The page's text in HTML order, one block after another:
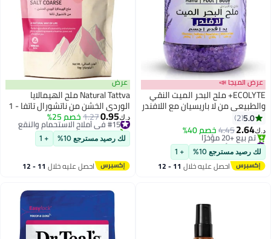
عرض الميجا 📣
ECOLYTE+ ملح البحر الميت النقي
والطبيعي من لا باريسيان مع اللافندر
- 2 كجم ملح استحمام للعناية
باليدين والقدمين والجسم
5.0
2
د.ك‏2.64
4.45خصم 40%
#11 في أملاح الاستحمام والنقع
أقل سعر في 30 يوم
تم بيع +20 مؤخرًا
#11 في أملاح الاستحمام والنقع
لك رصيد مسترجع 10% + 1
احصل عليه خلال 11 - 12
عرض
Natural Tattva ملح الهيمالايا
الوردي الخشن من ناتشورال تاتفا - 1
كجم
د.ك‏0.95
1.27خصم 25% #15 في أملاح الاستحمام والنقع
تم بيع +20 مؤخرًا
#15 في أملاح الاستحمام والنقع
لك رصيد مسترجع 10% + 1
احصل عليه خلال 11 - 12